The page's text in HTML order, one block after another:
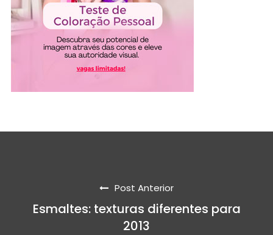
Post Anterior
Esmaltes: texturas diferentes para
2013